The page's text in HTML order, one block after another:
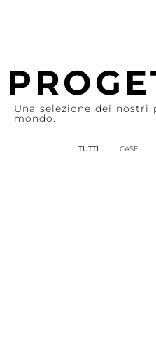
Una selezione dei
mondo.
TUTTI CASE